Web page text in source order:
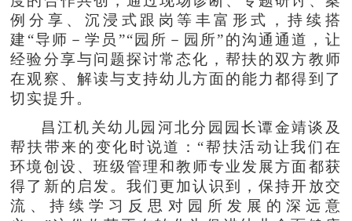
例分享、沉浸式跟岗等丰富形式，持续搭
建“导师－学员”“园所－园所”的沟通通道，让
经验分享与问题探讨常态化，帮扶的双方教师
在观察、解读与支持幼儿方面的能力都得到了
切实提升。
昌江机关幼儿园河北分园园长谭金靖谈及
帮扶带来的变化时说道：“帮扶活动让我们在
环境创设、班级管理和教师专业发展方面都获
得了新的启发。我们更加认识到，保持开放交
流、持续学习反思对园所发展的深远意